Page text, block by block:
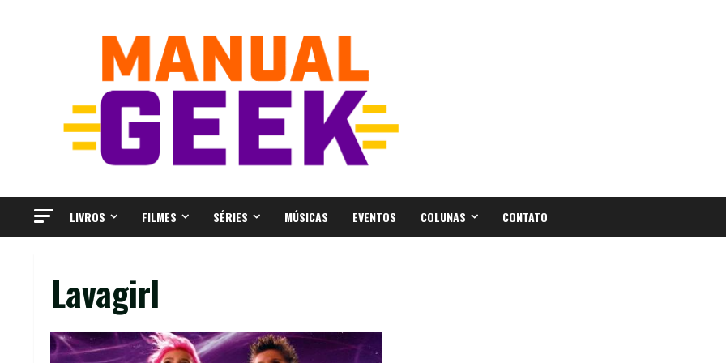
LIVROS FILMES SÉRIES MÚSICAS EVENTOS COLUNAS CONTATO
Lavagirl